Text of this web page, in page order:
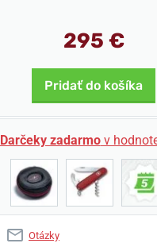
295 €
Pridať do košíka
Darčeky zadarmov
Otázky